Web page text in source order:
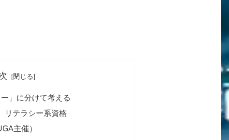
」に分けて考える
リテラシー系資格
主催）